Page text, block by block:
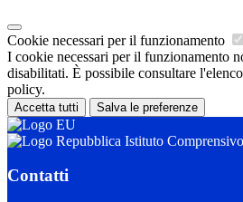
Cookie necessari per il funzionamento
I cookie necessari per il funzionamento
disabilitati. È possibile consultare
policy.
Accetta tutti Salva le preferenze
Istituto
Contatti